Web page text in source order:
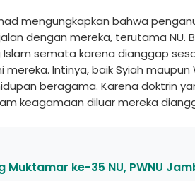
mengungkapkan bahwa
dengan mereka, terutama NU.
semata karena dianggap
mereka. Intinya, baik Syiah
beragama. Karena doktrin
keagamaan diluar mereka
Muktamar ke-35 NU, PWNU